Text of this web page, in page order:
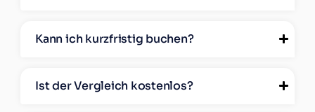
Kann ich kurzfristig buchen?
Ist der Vergleich kostenlos?